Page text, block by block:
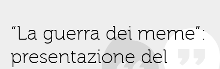
“La guerra dei meme”:
presentazione del